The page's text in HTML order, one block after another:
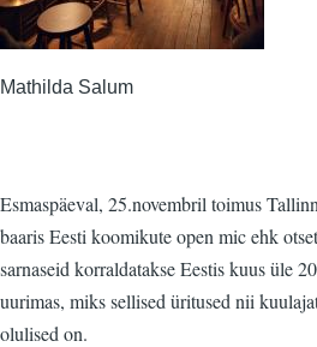
Mathilda Salum
Esmaspäeval, 25.novembril toimus
baaris Eesti koomikute open mic ehk
sarnaseid korraldatakse Eestis kuus üle
uurimas, miks sellised üritused nii
olulised on.